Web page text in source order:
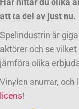
Här hittar du olika
att ta del av just nu.
Spelindustrin är
aktörer och se vilket
jämföra olika
Vinylen snurrar, och
licens!